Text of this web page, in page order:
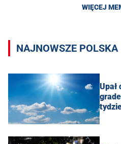
WIĘCEJ
NAJNOWSZE POLSKA
Upał